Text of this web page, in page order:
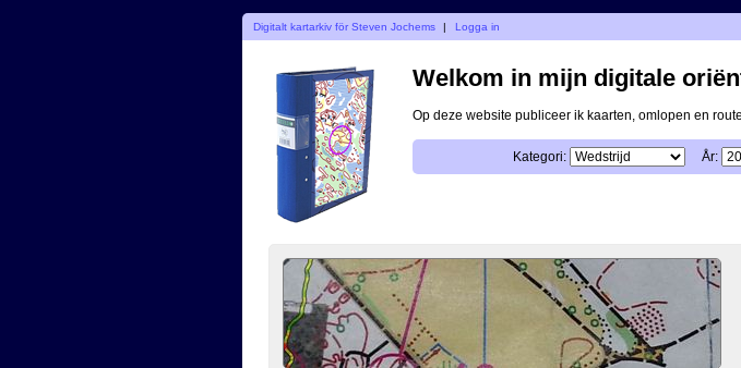
Digitalt kartarkiv för Steven Jochems | Logga in
Welkom in mijn digitale
Op deze website publiceer ik kaarten, omlopen en
Kategori: År: